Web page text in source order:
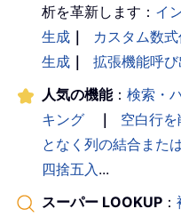
析を革新します： イ
生成 ｜ カスタム数
生成 ｜ 拡張機能呼び
人気の機能： 検索・
キング
｜ 空白行
となく列の結合また
四捨五入...
スーパー LOOKUP ：